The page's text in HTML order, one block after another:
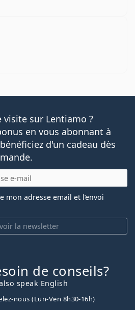
visite sur Lentiamo ?
en vous abonnant à
d'un cadeau dès
la newsletter
mon adresse email et l’envoi
de conseils?
speak English
nous (Lun-Ven 8h30-16h)